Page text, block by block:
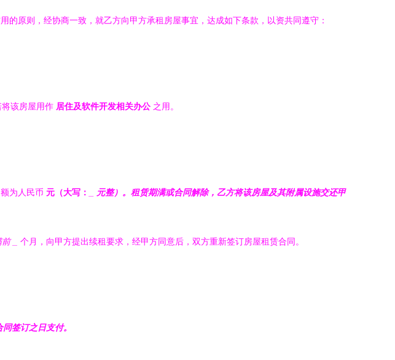
原则，经协商一致，就乙方向甲方承租房屋事宜，达成如下条款，以资共同遵守：
该房屋用作 居住及软件开发相关办公 之用。
为人民币 元（大写： _ 元整）。租赁期满或合同解除，乙方将该房屋及其附属设施交还甲
前 个月，向甲方提出续租要求，经甲方同意后，双方重新签订房屋租赁合同。
签订之日支付。